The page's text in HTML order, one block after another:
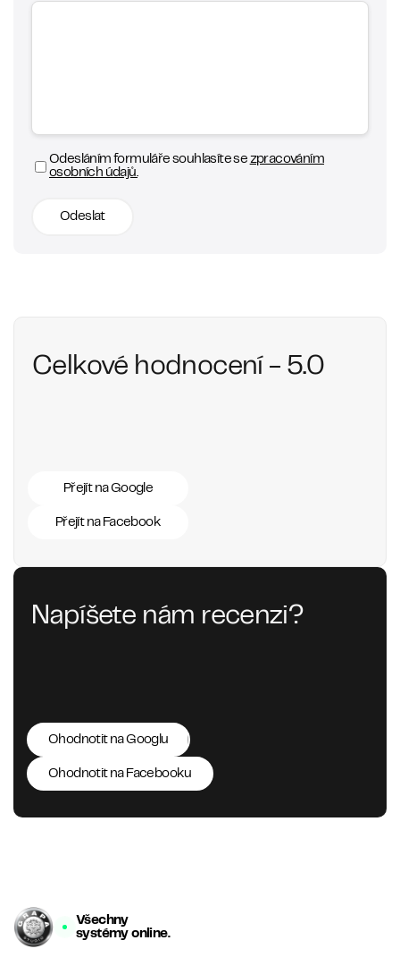
Odesláním formuláře souhlasíte se zpracováním
osobních údajů.
Odeslat
Celkové hodnocení - 5.0
Přejít na Google
Přejít na Facebook
Napíšete nám recenzi?
Ohodnotit na Googlu
Ohodnotit na Facebooku
Všechny
systémy online.